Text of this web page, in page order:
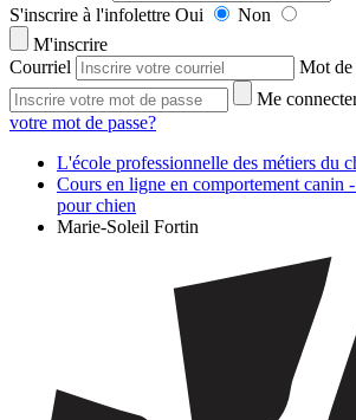
S'inscrire à l'infolettre Oui
Non
M'inscrire
Courriel
Mot de
Me
votre mot de passe?
L'école professionnelle des métiers du
Cours en ligne en comportement canin
pour chien
Marie-Soleil Fortin